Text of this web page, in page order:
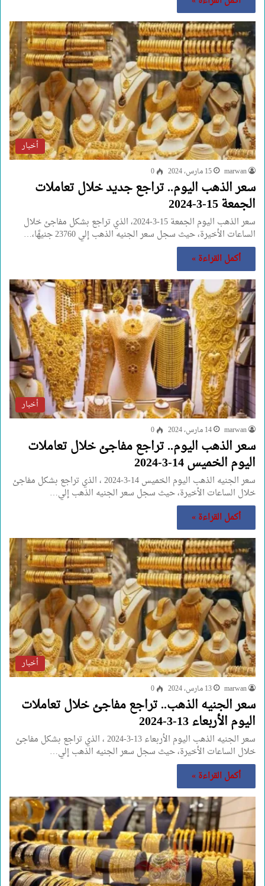
أخبار
marwan 15 مارس، 2024 0
سعر الذهب اليوم.. تراجع جديد خلال تعاملات
الجمعة 15-3-2024
سعر الذهب اليوم الجمعة 15-3-2024، الذي تراجع بشكل مفاجئ خلال
الساعات الأخيرة، حيث سجل سعر الجنيه الذهب إلي 23760 جنيهًا،…
أكمل القراءة »
أخبار
marwan 14 مارس، 2024 0
سعر الذهب اليوم.. تراجع مفاجئ خلال تعاملات
اليوم الخميس 14-3-2024
سعر الجنيه الذهب اليوم الخميس 14-3-2024 ، الذي تراجع بشكل مفاجئ
خلال الساعات الأخيرة، حيث سجل سعر الجنيه الذهب إلي…
أكمل القراءة »
أخبار
marwan 13 مارس، 2024 0
سعر الجنيه الذهب.. تراجع مفاجئ خلال تعاملات
اليوم الأربعاء 13-3-2024
سعر الجنيه الذهب اليوم الأربعاء 13-3-2024 ، الذي تراجع بشكل مفاجئ
خلال الساعات الأخيرة، حيث سجل سعر الجنيه الذهب إلي…
أكمل القراءة »